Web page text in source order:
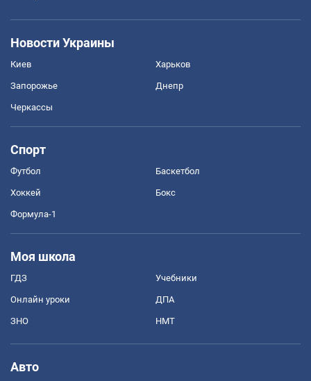
Новости Украины
Киев Харьков
Запорожье Днепр
Черкассы
Спорт
Футбол Баскетбол
Хоккей Бокс
Формула-1
Моя школа
ГДЗ Учебники
Онлайн уроки ДПА
ЗНО НМТ
Авто